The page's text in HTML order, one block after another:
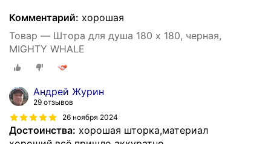
Комментарий: хорошая
Товар — Штора для душа 180 x 180, черная,
MIGHTY WHALE
Андрей Журин
29 отзывов
26 ноября 2024
Достоинства: хорошая шторка,материал